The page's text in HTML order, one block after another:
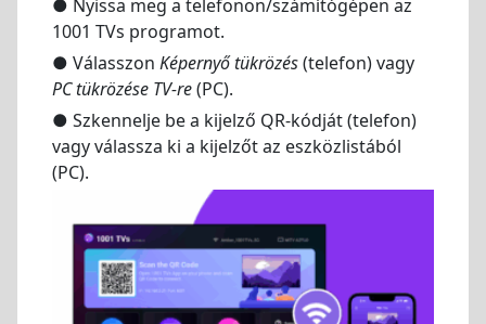
● Nyissa meg a telefonon/számítógépen az
1001 TVs programot.
● Válasszon Képernyő tükrözés(telefon) vagy
PC tükrözése TV-re(PC).
● Szkennelje be a kijelző QR-kódját (telefon)
vagy válassza ki a kijelzőt az eszközlistából
(PC).